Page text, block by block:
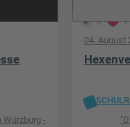
Würzburg -
5 1
04. August